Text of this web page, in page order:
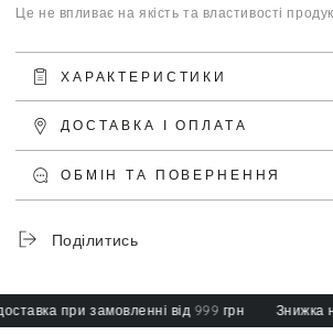
Це не впливає на якість та властивості
ХАРАКТЕРИСТИКИ
ДОСТАВКА І ОПЛАТА
ОБМІН ТА ПОВЕРНЕННЯ
Поділитись
при замовленні від 999 грн Знижка